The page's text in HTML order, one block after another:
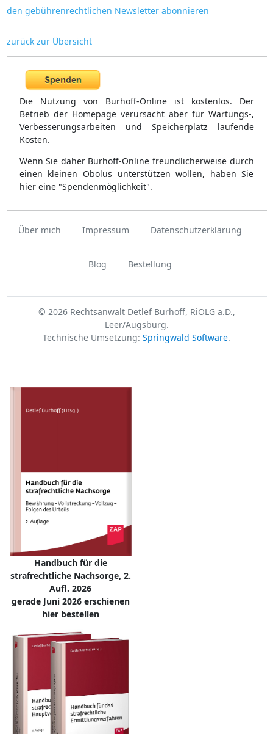
den gebührenrechtlichen Newsletter abonnieren
zurück zur Übersicht
Die Nutzung von Burhoff-Online ist kostenlos. Der
Betrieb der Homepage verursacht aber für Wartungs-,
Verbesserungsarbeiten und Speicherplatz laufende
Kosten.
Wenn Sie daher Burhoff-Online freundlicherweise durch
einen kleinen Obolus unterstützen wollen, haben Sie
hier eine "Spendenmöglichkeit".
Über mich Impressum Datenschutzerklärung
Blog Bestellung
© 2026 Rechtsanwalt Detlef Burhoff, RiOLG a.D.,
Leer/Augsburg.
Technische Umsetzung: Springwald Software.
Handbuch für die
strafrechtliche Nachsorge, 2.
Aufl. 2026
gerade Juni 2026 erschienen
hier bestellen